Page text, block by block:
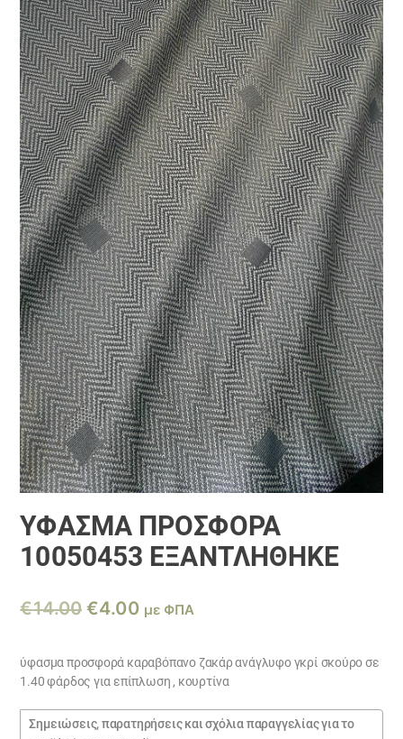
ΎΦΑΣΜΑ ΠΡΟΣΦΟΡΆ
10050453 ΕΞΑΝΤΛΗΘΗΚΕ
€14.00 Original
was:
€14.00.
€4.00Η
τιμή
είναι:
€4.00.
με ΦΠΑ
ύφασμα προσφορά καραβόπανο ζακάρ ανάγλυφο γκρί σκούρο σε
1.40 φάρδος για επίπλωση , κουρτίνα
Σημειώσεις